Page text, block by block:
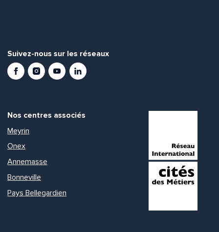
Suivez-nous sur les réseaux
FacebookInstagramYoutubeLinkedIn
Nos centres associés
Meyrin
Onex
Annemasse
Bonneville
Pays Bellegardien